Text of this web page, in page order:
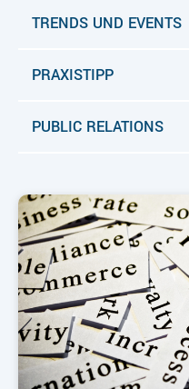
TRENDS UND EVENTS
PRAXISTIPP
PUBLIC RELATIONS